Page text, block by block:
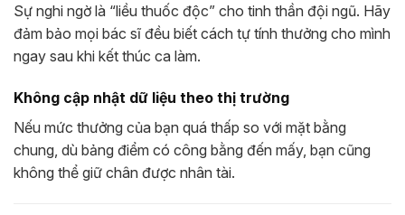
Sự nghi ngờ là “liều thuốc độc” cho tinh thần đội ngũ. Hãy
đảm bảo mọi bác sĩ đều biết cách tự tính thưởng cho mình
ngay sau khi kết thúc ca làm.
Không cập nhật dữ liệu theo thị trường
Nếu mức thưởng của bạn quá thấp so với mặt bằng
chung, dù bảng điểm có công bằng đến mấy, bạn cũng
không thể giữ chân được nhân tài.